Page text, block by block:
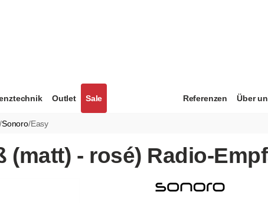
Outlet Sale Referenzen Über
/Sonoro/Easy
(matt) - rosé) Radio-